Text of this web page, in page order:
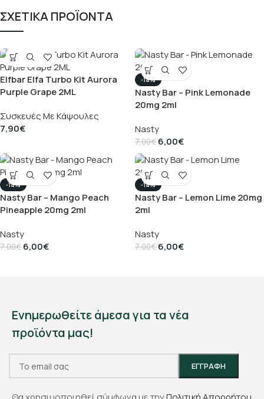
ΣΧΕΤΙΚΑ ΠΡΟΪΟΝΤΑ
Elfbar Elfa Turbo Kit Aurora
Purple Grape 2ML
Συσκευές Με Κάψουλες
7,90€
-14%
Nasty Bar – Pink Lemonade
20mg 2ml
Nasty
7,00€ 6,00€
-14%
Nasty Bar – Mango Peach
Pineapple 20mg 2ml
Nasty
7,00€ 6,00€
-14%
Nasty Bar – Lemon Lime 20mg
2ml
Nasty
7,00€ 6,00€
Ενημερωθείτε άμεσα για τα νέα
προϊόντα μας!